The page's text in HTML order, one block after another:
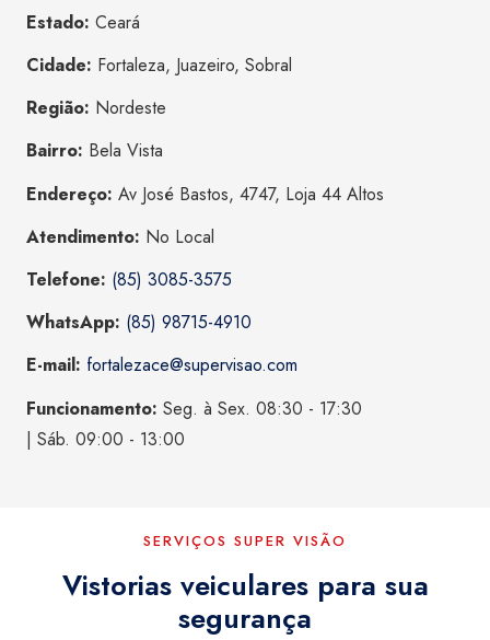
Estado: Ceará
Cidade: Fortaleza, Juazeiro, Sobral
Região: Nordeste
Bairro: Bela Vista
Endereço: Av José Bastos, 4747, Loja 44 Altos
Atendimento: No Local
Telefone: (85) 3085-3575
WhatsApp: (85) 98715-4910
E-mail: fortalezace@supervisao.com
Funcionamento: Seg. à Sex. 08:30 - 17:30
| Sáb. 09:00 - 13:00
SERVIÇOS SUPER VISÃO
Vistorias veiculares para sua
segurança